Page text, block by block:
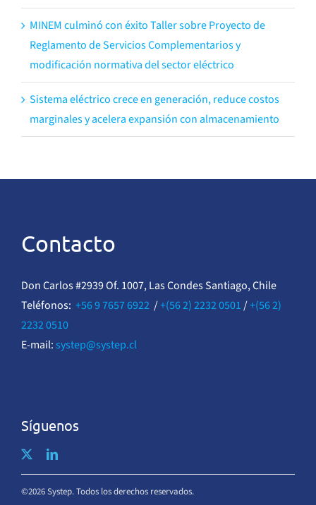
MINEM culminó con éxito Taller sobre Proyecto de
Reglamento de Servicios Complementarios y
modificación normativa del sector eléctrico
Sistema eléctrico crece en generación, reduce costos
marginales y acelera expansión con almacenamiento
Contacto
Don Carlos #2939 Of. 1007, Las Condes Santiago, Chile
Teléfonos: +56 9 7657 6922/+(56 2) 2232 0501/+(56 2)
2232 0510
E-mail: systep@systep.cl
Síguenos
©2026 Systep. Todos los derechos reservados.